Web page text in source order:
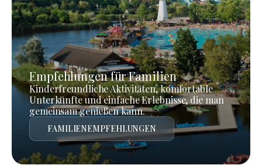
Empfehlungen für Familien
Kinderfreundliche Aktivitäten, komfortable
Unterkünfte und einfache Erlebnisse, die man
gemeinsam genießen kann.
FAMILIENEMPFEHLUNGEN